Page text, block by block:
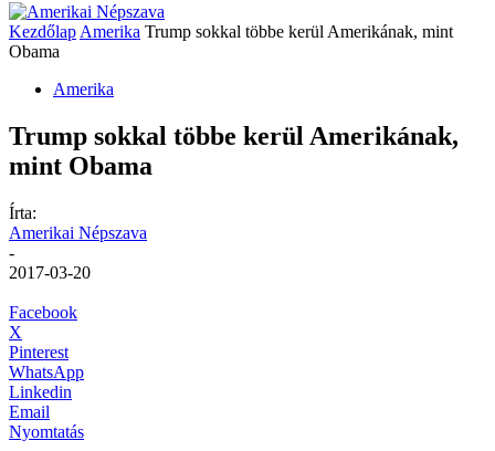
Kezdőlap Amerika Trump sokkal többe kerül Amerikának, mint
Obama
Amerika
Trump sokkal többe kerül Amerikának,
mint Obama
Írta:
Amerikai Népszava
-
2017-03-20
Facebook
X
Pinterest
WhatsApp
Linkedin
Email
Nyomtatás